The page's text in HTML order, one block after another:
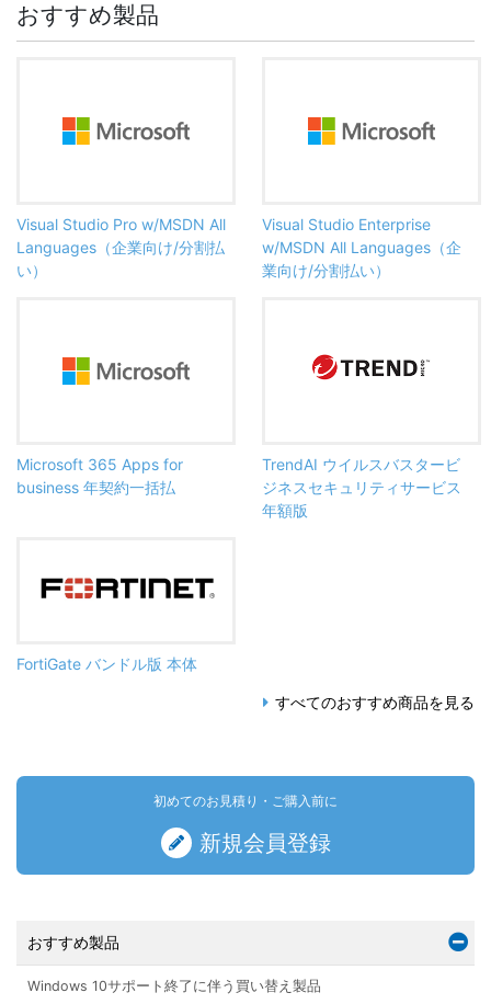
おすすめ製品
Visual Studio Pro w/MSDN All
Languages（企業向け/分割払
い）
Visual Studio Enterprise
w/MSDN All Languages（企
業向け/分割払い）
Microsoft 365 Apps for
business 年契約一括払
TrendAI ウイルスバスタービ
ジネスセキュリティサービス
年額版
FortiGate バンドル版 本体
すべてのおすすめ商品を見る
初めてのお見積り・ご購入前に
新規会員登録
おすすめ製品
Windows 10サポート終了に伴う買い替え製品